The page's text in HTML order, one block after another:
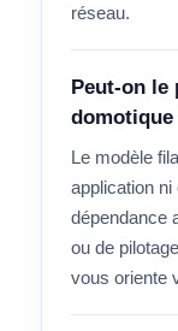
réseau.
Peut-on le
domotique
Le modèle
application
dépendance
ou de
vous oriente